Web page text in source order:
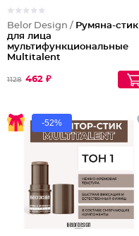
Belor Design / Румяна-стик
для лица
мультифункциональные
Multitalent
1128 462 ₽
-52%